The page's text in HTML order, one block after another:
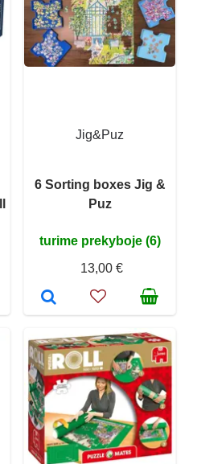
Jig&Puz
6 Sorting boxes Jig &
Puz
turime prekyboje (6)
13,00 €